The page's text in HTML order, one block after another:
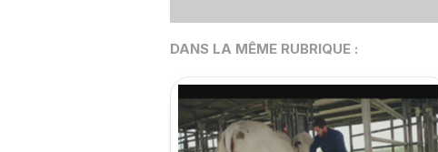
DANS LA MÊME RUBRIQUE :